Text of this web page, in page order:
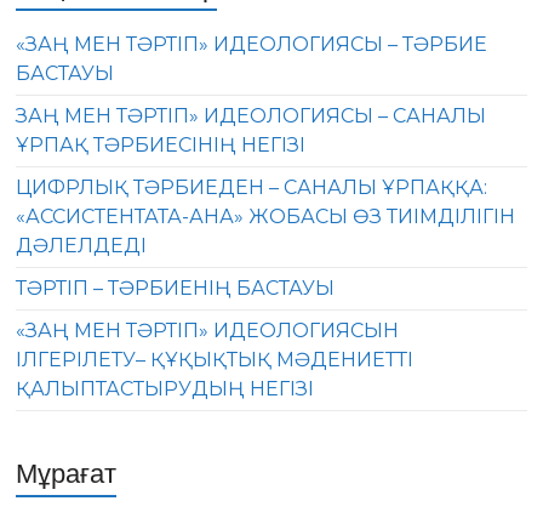
«ЗАҢ МЕН ТӘРТІП» ИДЕОЛОГИЯСЫ – ТӘРБИЕ
БАСТАУЫ
ЗАҢ МЕН ТӘРТІП» ИДЕОЛОГИЯСЫ – САНАЛЫ
ҰРПАҚ ТӘРБИЕСІНІҢ НЕГІЗІ
ЦИФРЛЫҚ ТӘРБИЕДЕН – САНАЛЫ ҰРПАҚҚА:
«АССИСТЕНТАТА-АНА» ЖОБАСЫ ӨЗ ТИІМДІЛІГІН
ДӘЛЕЛДЕДІ
ТӘРТІП – ТӘРБИЕНІҢ БАСТАУЫ
«ЗАҢ МЕН ТӘРТІП» ИДЕОЛОГИЯСЫН
ІЛГЕРІЛЕТУ– ҚҰҚЫҚТЫҚ МӘДЕНИЕТТІ
ҚАЛЫПТАСТЫРУДЫҢ НЕГІЗІ
Мұрағат